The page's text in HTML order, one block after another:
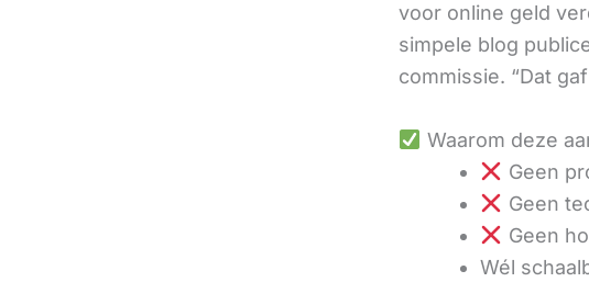
voor online geld
simpele blog
commissie. “Dat
Waarom deze
Geen
Geen
Geen
Wél